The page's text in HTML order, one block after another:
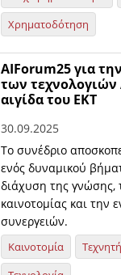
Χρηματοδότηση
ΑΙForum25 για
των τεχνολογιών
αιγίδα του ΕΚΤ
30.09.2025
Tο συνέδριο
ενός δυναμικού
διάχυση της γνώσης,
καινοτομίας και την
συνεργειών.
Καινοτομία